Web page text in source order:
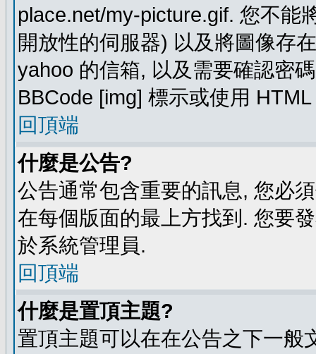
place.net/my-picture.gif. 您不能
開放性的伺服器) 以及將圖像存
yahoo 的信箱, 以及需要確認密
BBCode [img] 標示或使用
回頂端
什麼是公告?
公告通常包含重要的訊息, 您必
在每個版面的最上方找到. 您要
於系統管理員.
回頂端
什麼是置頂主題?
置頂主題可以在在公告之下一般